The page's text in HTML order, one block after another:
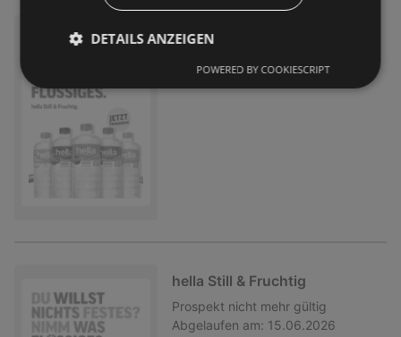
hella Still & Fruchtig
Abgelaufen am: 30.06.2026
hella Still & Fruchtig
Prospekt nicht mehr gültig
Abgelaufen am: 15.06.2026
DETAILS ANZEIGEN
POWERED BY COOKIESCRIPT